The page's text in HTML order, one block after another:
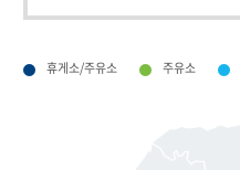
휴게소/주유소 주유소